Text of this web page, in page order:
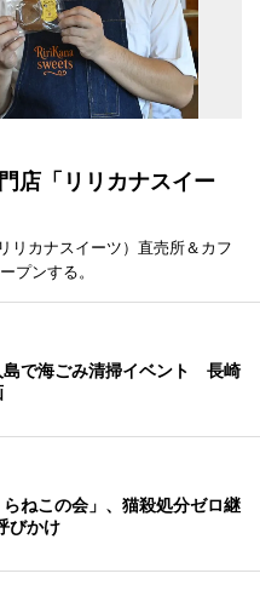
店「リリカナスイー
リカナスイーツ）直売所＆カフ
プンする。
島で海ごみ清掃イベント 長崎
ねこの会」、猫殺処分ゼロ継
びかけ